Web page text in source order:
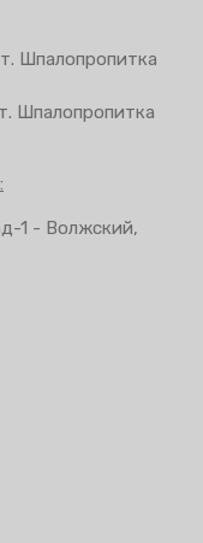
Шпалопропитка
Шпалопропитка
1 - Волжский,